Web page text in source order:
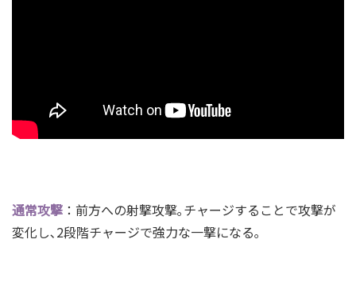
通常攻撃 ：前方への射撃攻撃｡チャージすることで攻撃が
変化し､2段階チャージで強力な一撃になる｡